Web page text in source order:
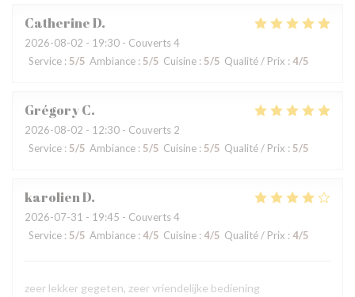
CatherineD
2026-08-02 - 19:30 - Couverts 4
Service : 5/5 Ambiance : 5/5 Cuisine : 5/5 Qualité / Prix : 4/5
GrégoryC
2026-08-02 - 12:30 - Couverts 2
Service : 5/5 Ambiance : 5/5 Cuisine : 5/5 Qualité / Prix : 5/5
karolienD
2026-07-31 - 19:45 - Couverts 4
Service : 5/5 Ambiance : 4/5 Cuisine : 4/5 Qualité / Prix : 4/5
zeer lekker gegeten, zeer vriendelijke bediening